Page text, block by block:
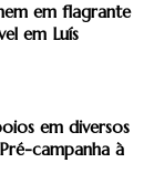
em flagrante
em Luís
em diversos
campanha à